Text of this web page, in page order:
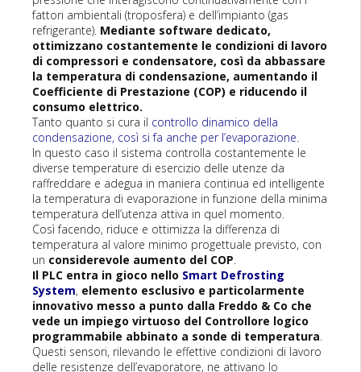
fattori ambientali (troposfera) e dell’impianto (gas
refrigerante). Mediante software dedicato,
ottimizzano costantemente le condizioni di lavoro
di compressori e condensatore, così da abbassare
la temperatura di condensazione, aumentando il
Coefficiente di Prestazione (COP) e riducendo il
consumo elettrico.
Tanto quanto si cura il controllo dinamico della
condensazione, così si fa anche per l’evaporazione.
In questo caso il sistema controlla costantemente le
diverse temperature di esercizio delle utenze da
raffreddare e adegua in maniera continua ed intelligente
la temperatura di evaporazione in funzione della minima
temperatura dell’utenza attiva in quel momento.
Così facendo, riduce e ottimizza la differenza di
temperatura al valore minimo progettuale previsto, con
un considerevole aumento del COP.
Il PLC entra in gioco nello Smart Defrosting
System, elemento esclusivo e particolarmente
innovativo messo a punto dalla Freddo & Co che
vede un impiego virtuoso del Controllore logico
programmabile abbinato a sonde di temperatura.
Questi sensori, rilevando le effettive condizioni di lavoro
delle resistenze dell’evaporatore, ne attivano lo